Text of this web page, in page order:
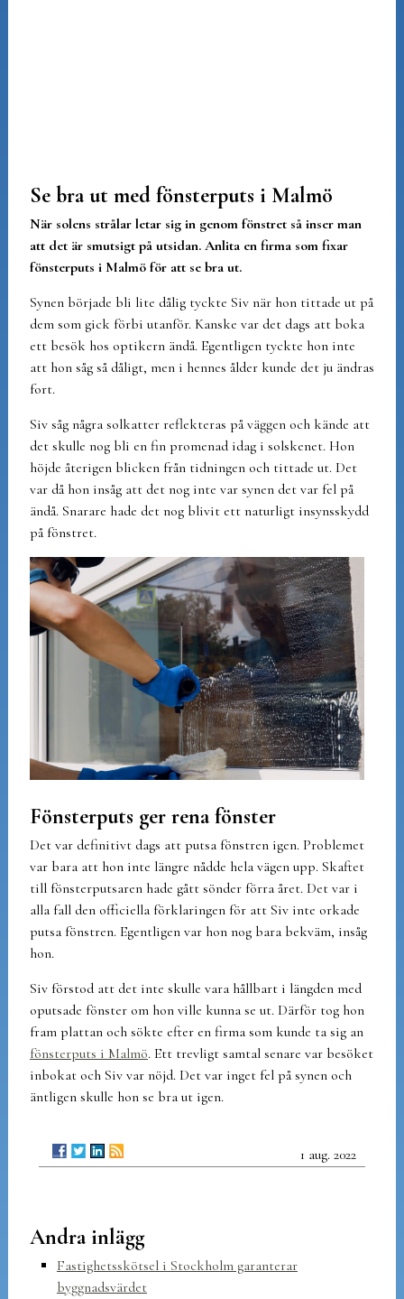
Se bra ut med fönsterputs i Malmö
När solens strålar letar sig in genom fönstret så inser man
att det är smutsigt på utsidan. Anlita en firma som fixar
fönsterputs i Malmö för att se bra ut.
Synen började bli lite dålig tyckte Siv när hon tittade ut på
dem som gick förbi utanför. Kanske var det dags att boka
ett besök hos optikern ändå. Egentligen tyckte hon inte
att hon såg så dåligt, men i hennes ålder kunde det ju ändras
fort.
Siv såg några solkatter reflekteras på väggen och kände att
det skulle nog bli en fin promenad idag i solskenet. Hon
höjde återigen blicken från tidningen och tittade ut. Det
var då hon insåg att det nog inte var synen det var fel på
ändå. Snarare hade det nog blivit ett naturligt insynsskydd
på fönstret.
Fönsterputs ger rena fönster
Det var definitivt dags att putsa fönstren igen. Problemet
var bara att hon inte längre nådde hela vägen upp. Skaftet
till fönsterputsaren hade gått sönder förra året. Det var i
alla fall den officiella förklaringen för att Siv inte orkade
putsa fönstren. Egentligen var hon nog bara bekväm, insåg
hon.
Siv förstod att det inte skulle vara hållbart i längden med
oputsade fönster om hon ville kunna se ut. Därför tog hon
fram plattan och sökte efter en firma som kunde ta sig an
fönsterputs i Malmö. Ett trevligt samtal senare var besöket
inbokat och Siv var nöjd. Det var inget fel på synen och
äntligen skulle hon se bra ut igen.
1 aug. 2022
Andra inlägg
Fastighetsskötsel i Stockholm garanterar
byggnadsvärdet